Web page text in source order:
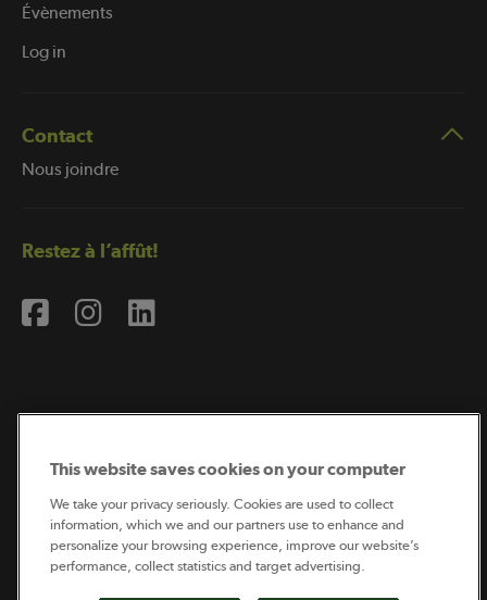
Évènements
Log in
Contact
Nous joindre
Restez à l’affût!
Coopérateur est publié par Sollio Groupe Coopératif.
Il est l’outil d’information de la coopération agricole
québécoise.
This website saves cookies on your computer
We take your privacy seriously. Cookies are used to collect
information, which we and our partners use to enhance and
personalize your browsing experience, improve our website’s
performance, collect statistics and target advertising.